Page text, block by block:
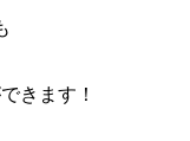
きます！